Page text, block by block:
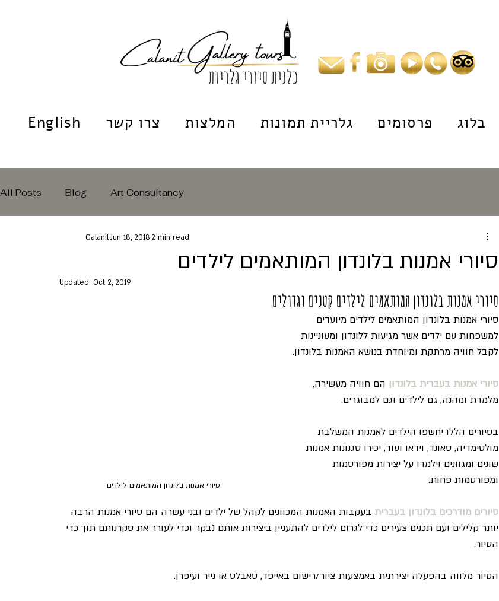
English צרו קשר המלצות גלריית תמונות פרסומים בלוג
All Posts Blog Art Consultancy
סיורי אמנות בלונדון המותאמים לילדים
CalanitJun 18, 2018 2 min read
Updated: Oct 2, 2019
סיורי אמנות בלונדון המותאמים לילדים קטנים וגדולים
סיורי אמנות בלונדון המותאמים לילדים
סיורי אמנות בלונדון המותאמים לילדים מיועדים
למשפחות עם ילדים אשר מגיעות ללונדון ומעוניינות
לקבל חוויה מרתקת ומיוחדת בנושא האמנות בלונדון.
סיורי אמנות בעברית בלונדון הם חוויה מעשירה,
מלמדת ומהנה, גם לילדים וגם למבוגרים.
בסיורים הללו יחשפו הילדים לאמנות המשלבת
מולטימדיה, סאונד, וידאו ועוד, יכירו סגנונות אמנות
שונים ומגוונים וילמדו על יצירות מפורסמות
ומפורסמות פחות.
סיורים מודרכים בלונדון בעברית בעקבות האמנות המכוונים לקהל של ילדים ובני עשרה הם סיורי אמנות הרבה
יותר קלילים ועם תכנים צעירים כדי לגרום לילדים להתעניין ביצירות אותם נבקר וכדי לעורר את סקרנותם תוך כדי
הסיור.
הסיור מלווה בהפעלה יצירתית באמצעות ציור/רישום באייפד, טאבלט או נייר ועיפרן.